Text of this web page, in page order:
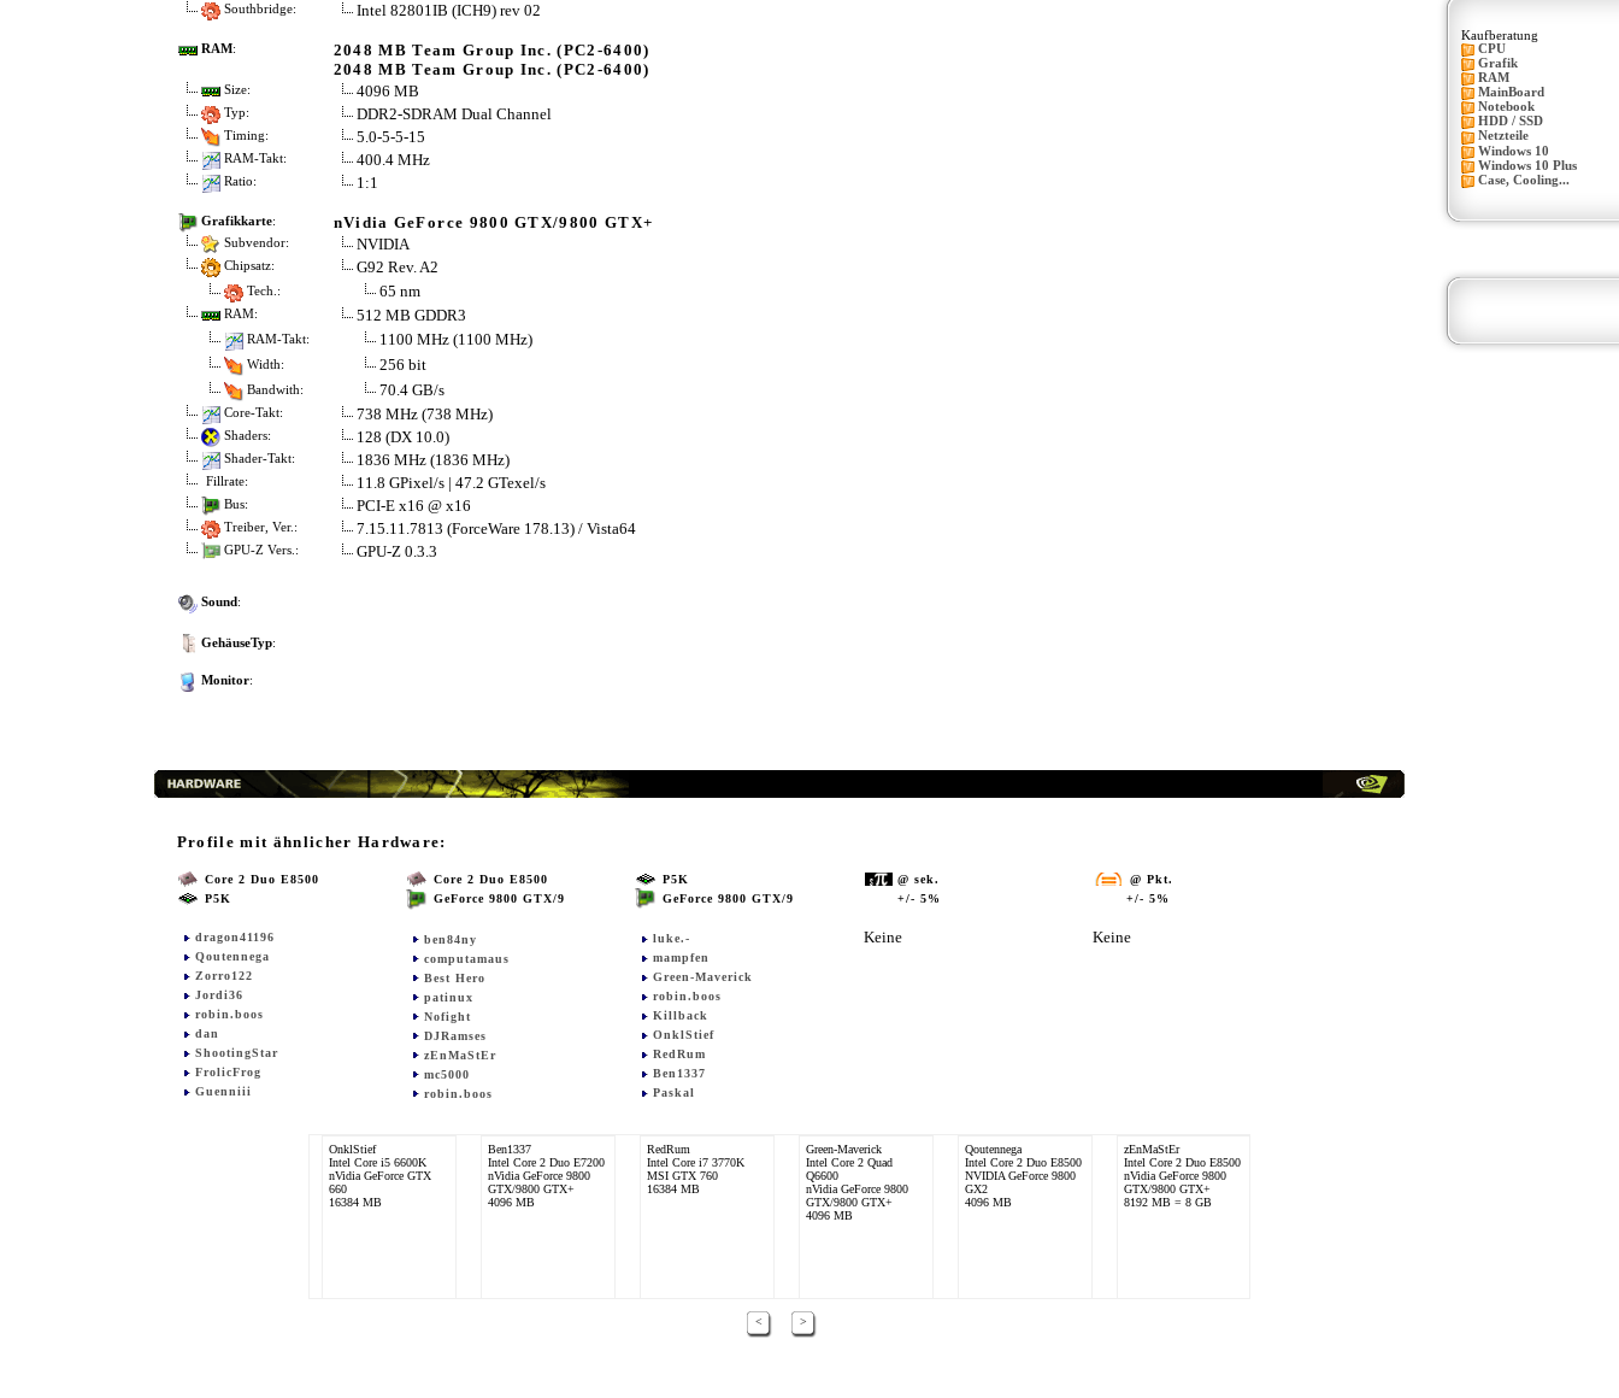
Southbridge: Intel 82801IB (ICH9) rev 02
RAM:
2048 MB Team Group Inc. (PC2-6400)
2048 MB Team Group Inc. (PC2-6400)
Size: 4096 MB
Typ: DDR2-SDRAM Dual Channel
Timing: 5.0-5-5-15
RAM-Takt: 400.4 MHz
Ratio: 1:1
Grafikkarte: nVidia GeForce 9800 GTX/9800 GTX+
Subvendor: NVIDIA
Chipsatz: G92 Rev. A2
Tech.: 65 nm
RAM: 512 MB GDDR3
RAM-Takt: 1100 MHz (1100 MHz)
Width: 256 bit
Bandwith: 70.4 GB/s
Core-Takt: 738 MHz (738 MHz)
Shaders: 128 (DX 10.0)
Shader-Takt: 1836 MHz (1836 MHz)
Fillrate: 11.8 GPixel/s | 47.2 GTexel/s
Bus: PCI-E x16 @ x16
Treiber, Ver.: 7.15.11.7813 (ForceWare 178.13) / Vista64
GPU-Z Vers.: GPU-Z 0.3.3
Sound:
GehäuseTyp:
Monitor:
Profile mit ähnlicher Hardware:
Core 2 Duo E8500
P5K
dragon41196
Qoutennega
Zorro122
Jordi36
robin.boos
dan
ShootingStar
FrolicFrog
Guenniii
Core 2 Duo E8500
GeForce 9800 GTX/9
ben84ny
computamaus
Best Hero
patinux
Nofight
DJRamses
zEnMaStEr
mc5000
robin.boos
P5K
GeForce 9800 GTX/9
luke.-
mampfen
Green-Maverick
robin.boos
Killback
OnklStief
RedRum
Ben1337
Paskal
@ sek.
+/- 5%
Keine
@ Pkt.
+/- 5%
Keine
OnklStief
Intel Core i5 6600K
nVidia GeForce GTX
660
16384 MB
Ben1337
Intel Core 2 Duo E7200
nVidia GeForce 9800
GTX/9800 GTX+
4096 MB
RedRum
Intel Core i7 3770K
MSI GTX 760
16384 MB
Green-Maverick
Intel Core 2 Quad
Q6600
nVidia GeForce 9800
GTX/9800 GTX+
4096 MB
Qoutennega
Intel Core 2 Duo E8500
NVIDIA GeForce 9800
GX2
4096 MB
zEnMaStEr
Intel Core 2 Duo E8500
nVidia GeForce 9800
GTX/9800 GTX+
8192 MB = 8 GB
< >
Kaufberatung
CPU
Grafik
RAM
MainBoard
Notebook
HDD / SSD
Netzteile
Windows 10
Windows 10 Plus
Case, Cooling...